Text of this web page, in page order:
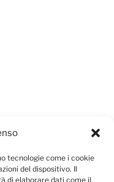
tecnologie come i cookie
del dispositivo. Il
di elaborare dati come il